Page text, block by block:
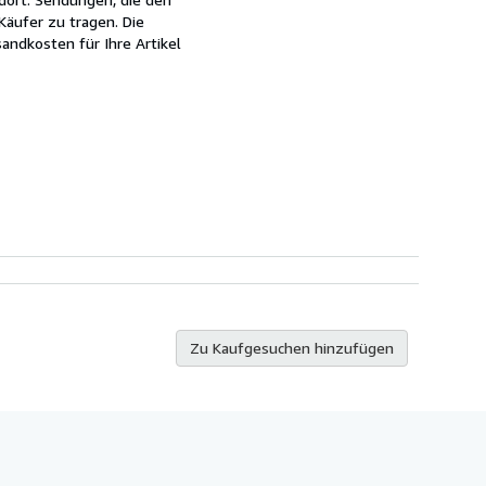
zu tragen. Die
für Ihre Artikel
Zu Kaufgesuchen hinzufügen